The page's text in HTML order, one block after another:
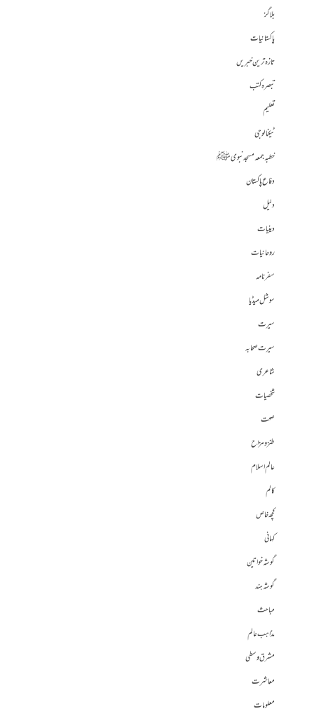
بلاگز
پاکستانیات
تازہ ترین خبریں
تبصرہ کتب
تعلیم
ٹیکنالوجی
خطبہ جمعہ مسجد نبوی ﷺ
دفاع پاکستان
دلیل
دینیات
روحانیات
سفرنامہ
سوشل میڈیا
سیرت
سیرت صحابہ
شاعری
شخصیات
صحت
طنز و مزاح
عالم اسلام
کالم
کچھ خاص
کہانی
گوشہ خواتین
گوشہ ہند
مباحث
مذاہب عالم
مشرق وسطی
معاشرت
معلومات